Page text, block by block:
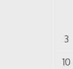
3
10